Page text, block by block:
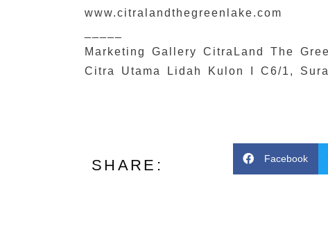
www.citralandthegreenlake.com
Marketing Gallery CitraLand The
Citra Utama Lidah Kulon I C6/1,
SHARE: Facebook